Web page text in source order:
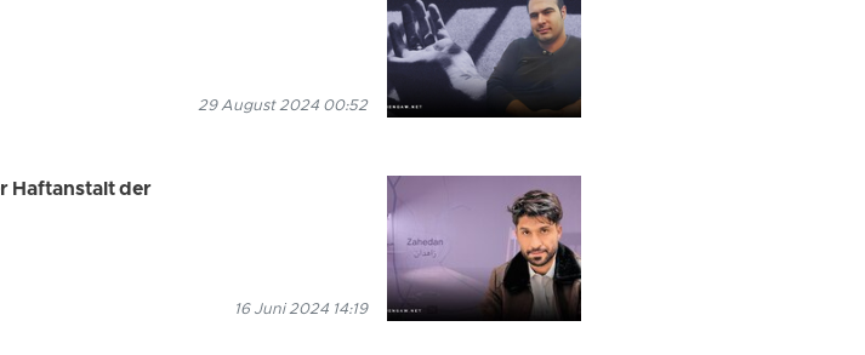
29 August 2024 00:52
Haftanstalt der
16 Juni 2024 14:19